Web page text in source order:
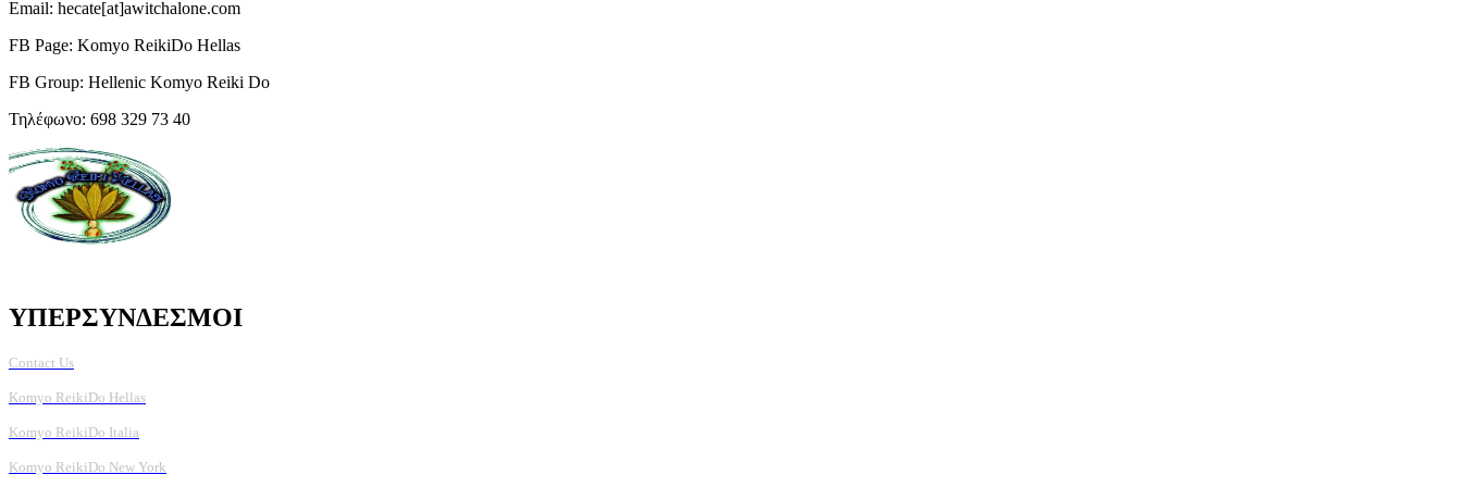
Email: hecate[at]awitchalone.com
FB Page: Komyo ReikiDo Hellas
FB Group: Hellenic Komyo Reiki Do
Τηλέφωνο: 698 329 73 40
ΥΠΕΡΣΥΝΔΕΣΜΟΙ
Contact Us
Komyo ReikiDo Hellas
Komyo ReikiDo Italia
Komyo ReikiDo New York